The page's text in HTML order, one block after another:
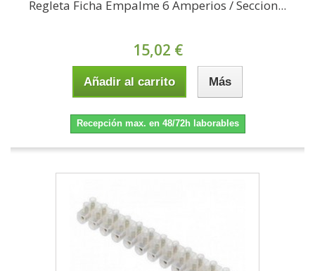
Regleta Ficha Empalme 6 Amperios / Seccion...
15,02 €
Añadir al carrito Más
Recepción max. en 48/72h laborables